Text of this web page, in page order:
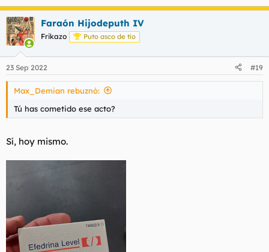
Faraón Hijodeputh IV
Frikazo Puto asco de tío
23 Sep 2022 #19
Max_Demian rebuznó:
Tú has cometido ese acto?
Sí, hoy mismo.